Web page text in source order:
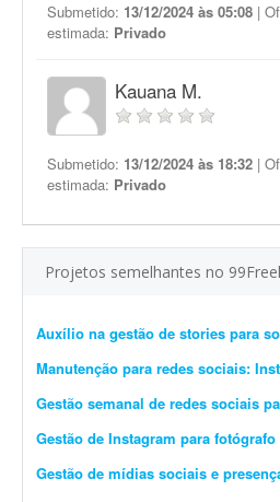
Submetido: 13/12/2024 às 05:08 |
estimada: Privado
Kauana M.
Submetido: 13/12/2024 às 18:32 |
estimada: Privado
Projetos semelhantes no
Auxílio na gestão de stories para
Gestão de mídias sociais e